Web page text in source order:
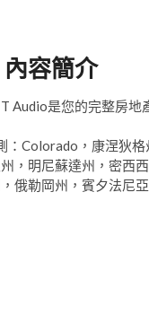
容簡介
Audio是您的完整房
Colorado，康涅狄
，明尼蘇達州，密西
俄勒岡州，賓夕法尼